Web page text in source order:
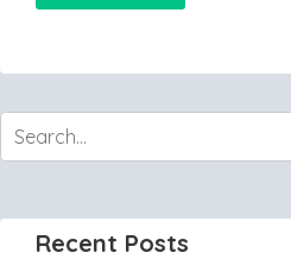
Recent Posts